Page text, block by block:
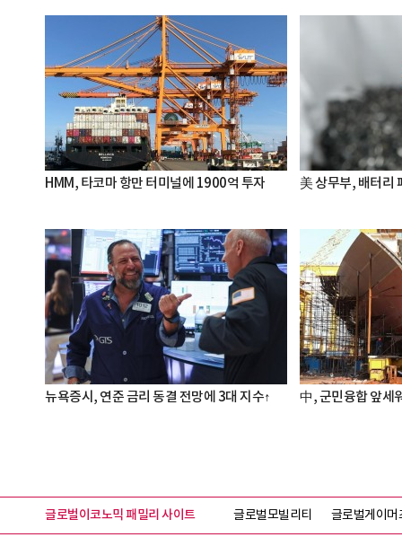
HMM, 타코마 항만 터미널에 1900억 투자 美 상무부, 배터리
뉴욕증시, 연준 금리 동결 전망에 3대 지수↑ 中, 군민융합 앞세
글로벌이코노믹 패밀리 사이트 글로벌모빌리티 글로벌게이머